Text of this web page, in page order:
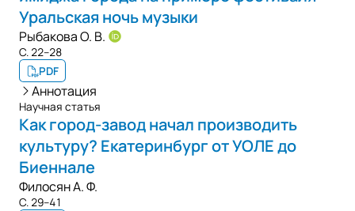
Уральская ночь музыки
Рыбакова О. В.
С. 22–28
PDF
Аннотация
Научная статья
Как город-завод начал производить
культуру? Екатеринбург от УОЛЕ до
Биеннале
Филосян А. Ф.
С. 29–41